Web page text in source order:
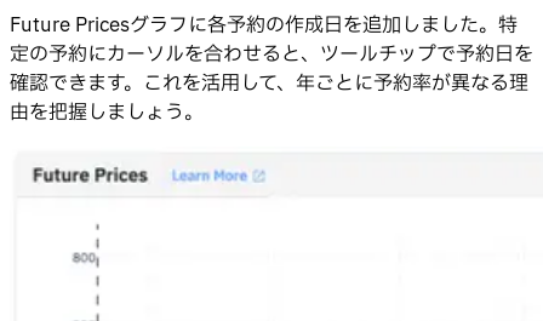
Future Pricesグラフに各予約の作成日を追加しました。特
定の予約にカーソルを合わせると、ツールチップで予約日を
確認できます。これを活用して、年ごとに予約率が異なる理
由を把握しましょう。